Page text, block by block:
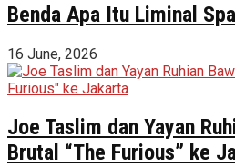
Benda Apa Itu Liminal
16 June, 2026
Joe Taslim dan Yayan
Brutal “The Furious” ke